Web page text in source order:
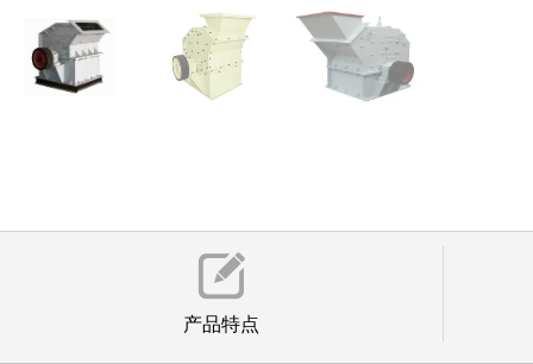
产品特点